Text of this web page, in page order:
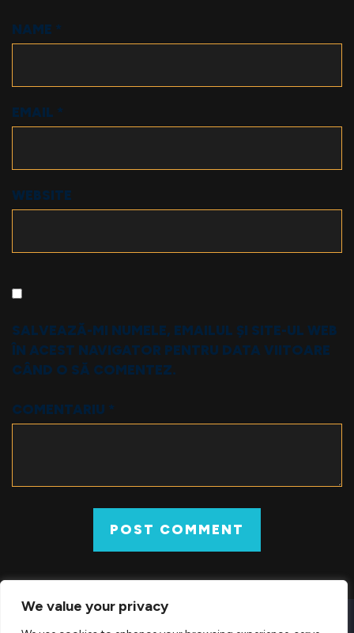
We value your privacy
NAME *
EMAIL *
WEBSITE
SALVEAZĂ-MI NUMELE, EMAILUL ȘI SITE-UL WEB
ÎN ACEST NAVIGATOR PENTRU DATA VIITOARE
CÂND O SĂ COMENTEZ.
COMENTARIU *